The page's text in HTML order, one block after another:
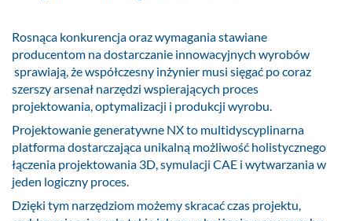
Rosnąca konkurencja oraz wymagania stawiane
producentom na dostarczanie innowacyjnych wyrobów
sprawiają, że współczesny inżynier musi sięgać po coraz
szerszy arsenał narzędzi wspierających proces
projektowania, optymalizacji i produkcji wyrobu.
Projektowanie generatywne NX to multidyscyplinarna
platforma dostarczająca unikalną możliwość holistycznego
łączenia projektowania 3D, symulacji CAE i wytwarzania w
jeden logiczny proces.
Dzięki tym narzędziom możemy skracać czas projektu,